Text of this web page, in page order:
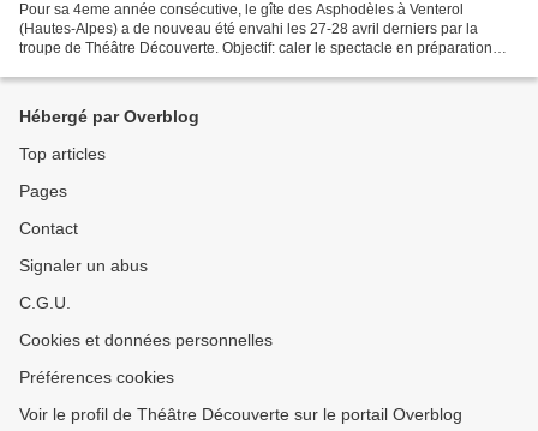
Pour sa 4eme année consécutive, le gîte des Asphodèles à Venterol
(Hautes-Alpes) a de nouveau été envahi les 27-28 avril derniers par la
troupe de Théâtre Découverte. Objectif: caler le spectacle en préparation
Hébergé par Overblog
Top articles
Pages
Contact
Signaler un abus
C.G.U.
Cookies et données personnelles
Préférences cookies
Voir le profil de Théâtre Découverte sur le portail Overblog